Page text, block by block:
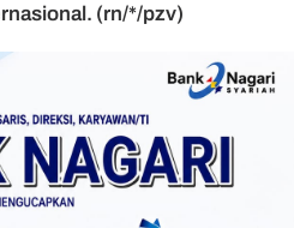
(rn/*/pzv)